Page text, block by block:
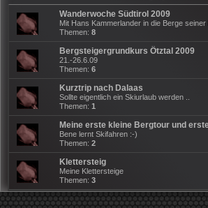
Wanderwoche Südtirol 2009
Mit Hans Kammerlander in die Berge seiner
Themen: 8
Bergsteigergrundkurs Ötztal 2009
21.-26.6.09
Themen: 6
Kurztrip nach Dalaas
Sollte eigentlich ein Skiurlaub werden ..
Themen: 1
Meine erste kleine Bergtour und
Bene lernt Skifahren :-)
Themen: 2
Klettersteig
Meine Klettersteige
Themen: 3